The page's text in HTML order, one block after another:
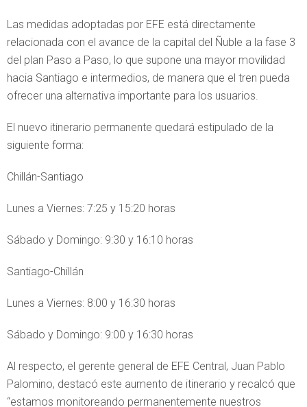
Las medidas adoptadas por EFE está directamente
relacionada con el avance de la capital del Ñuble a la fase 3
del plan Paso a Paso, lo que supone una mayor movilidad
hacia Santiago e intermedios, de manera que el tren pueda
ofrecer una alternativa importante para los usuarios.
El nuevo itinerario permanente quedará estipulado de la
siguiente forma:
Chillán-Santiago
Lunes a Viernes: 7:25 y 15:20 horas
Sábado y Domingo: 9:30 y 16:10 horas
Santiago-Chillán
Lunes a Viernes: 8:00 y 16:30 horas
Sábado y Domingo: 9:00 y 16:30 horas
Al respecto, el gerente general de EFE Central, Juan Pablo
Palomino, destacó este aumento de itinerario y recalcó que
“estamos monitoreando permanentemente nuestros